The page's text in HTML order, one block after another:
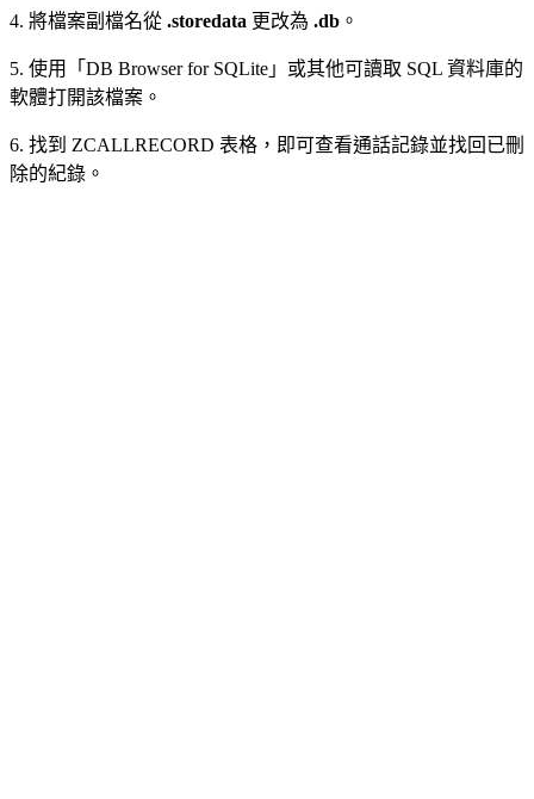
4. 將檔案副檔名從 .storedata 更改為 .db 。
5. 使用「DB Browser for SQLite」或其他可讀取 SQL 資料庫的
軟體打開該檔案。
6. 找到 ZCALLRECORD 表格，即可查看通話記錄並找回已刪
除的紀錄。